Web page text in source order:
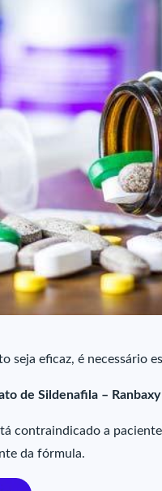
seja eficaz, é necessário
de Sildenafila – Ranbaxy
contraindicado a
da fórmula.